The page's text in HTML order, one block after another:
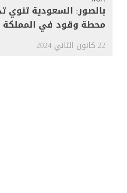
بالصور: السعودية تنوي
مركبة
22 كانون الثاني 2024